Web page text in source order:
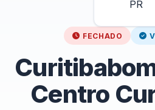
FECHADO
Centro